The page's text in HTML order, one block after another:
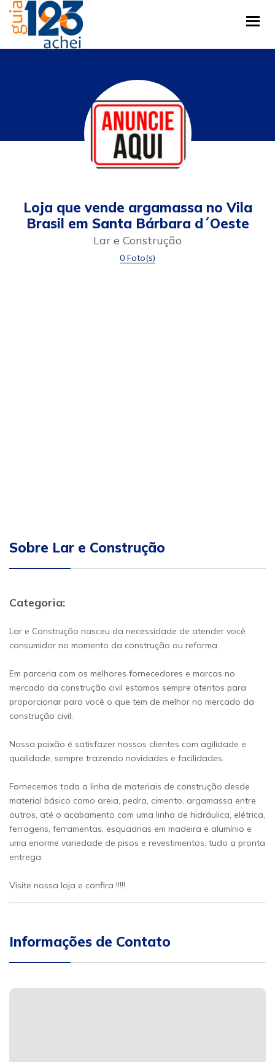
Loja que vende argamassa no Vila
Brasil em Santa Bárbara d´Oeste
Lar e Construção
0 Foto(s)
Sobre Lar e Construção
Categoria:
Lar e Construção nasceu da necessidade de atender você
consumidor no momento da construção ou reforma.
Em parceria com os melhores fornecedores e marcas no
mercado da construção civil estamos sempre atentos para
proporcionar para você o que tem de melhor no mercado da
construção civil.
Nossa paixão é satisfazer nossos clientes com agilidade e
qualidade, sempre trazendo novidades e facilidades.
Fornecemos toda a linha de materiais de construção desde
material básico como areia, pedra, cimento, argamassa entre
outros, até o acabamento com uma linha de hidráulica, elétrica,
ferragens, ferramentas, esquadrias em madeira e alumínio e
uma enorme variedade de pisos e revestimentos, tudo a pronta
entrega.
Visite nossa loja e confira !!!!!
Informações de Contato